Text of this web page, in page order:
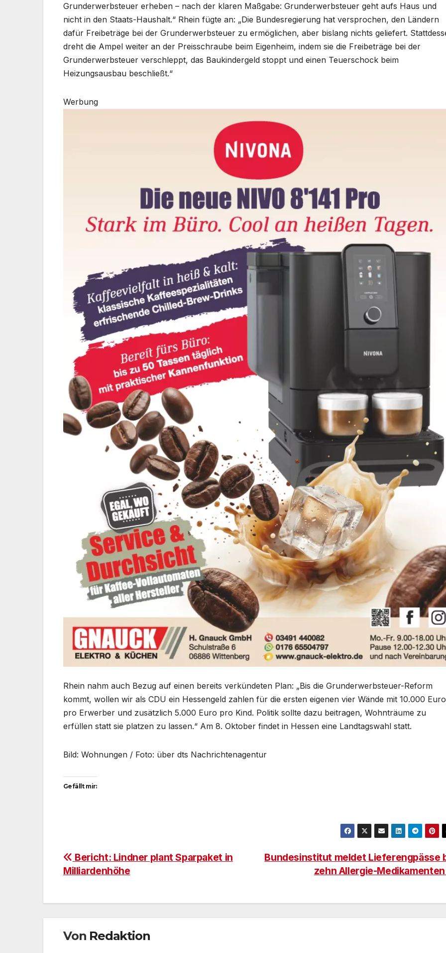
Grunderwerbsteuer erheben – nach der klaren Maßgabe: Grunderwerbsteuer geht aufs Haus und
nicht in den Staats-Haushalt.“ Rhein fügte an: „Die Bundesregierung hat versprochen, den Ländern
dafür Freibeträge bei der Grunderwerbsteuer zu ermöglichen, aber bislang nichts geliefert.
dreht die Ampel weiter an der Preisschraube beim Eigenheim, indem sie die Freibeträge bei der
Grunderwerbsteuer verschleppt, das Baukindergeld stoppt und einen Teuerschock beim
Heizungsausbau beschließt.“
Werbung
Rhein nahm auch Bezug auf einen bereits verkündeten Plan: „Bis die Grunderwerbsteuer-Reform
kommt, wollen wir als CDU ein Hessengeld zahlen für die ersten eigenen vier Wände mit 10.000 Euro
pro Erwerber und zusätzlich 5.000 Euro pro Kind. Politik sollte dazu beitragen, Wohnträume zu
erfüllen statt sie platzen zu lassen.“ Am 8. Oktober findet in Hessen eine Landtagswahl statt.
Bild: Wohnungen / Foto: über dts Nachrichtenagentur
Gefällt mir:
Beitragsnavigation
Bundesinstitut meldet Lieferengpässe
zehn Allergie-
Bericht: Lindner plant Sparpaket in
Milliardenhöhe
Von Redaktion